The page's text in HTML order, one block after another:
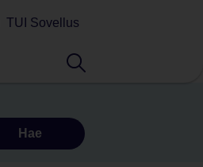
TUI Sovellus
Hae